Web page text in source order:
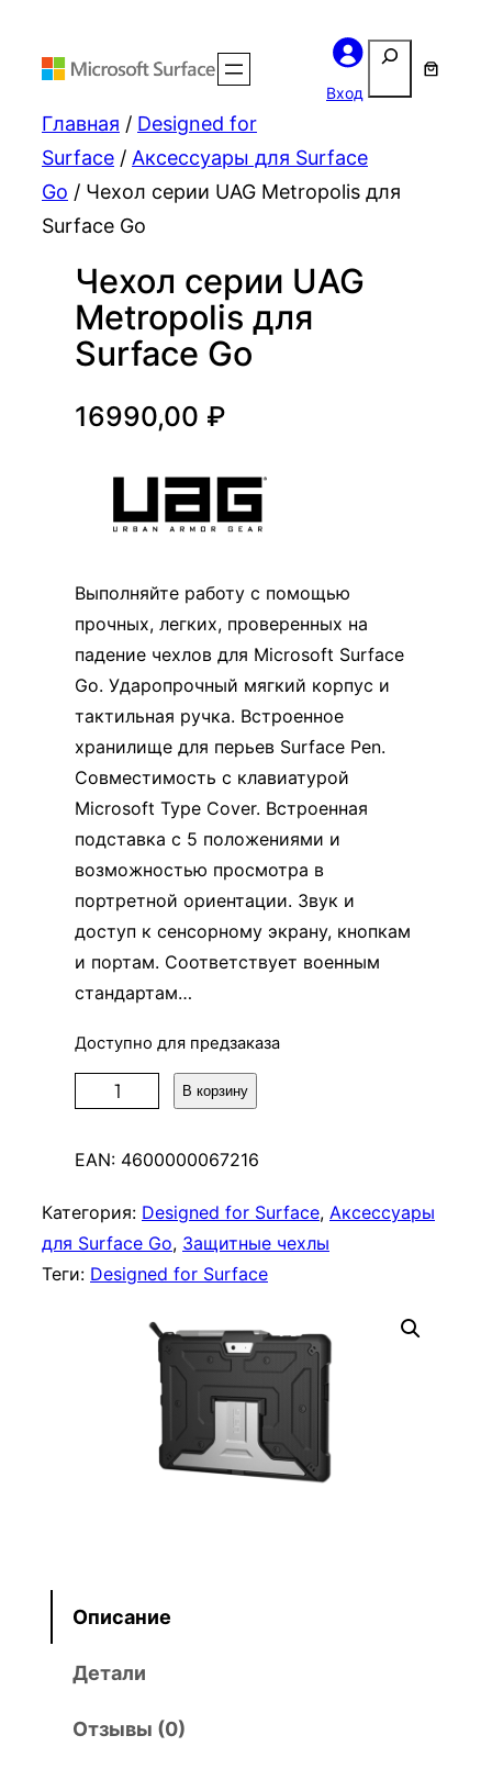
Вход
Поиск
Главная / Designed for
Surface / Аксессуары для Surface
Go / Чехол серии UAG Metropolis для
Surface Go
Чехол серии UAG
Metropolis для
Surface Go
16990,00 ₽
Выполняйте работу с помощью
прочных, легких, проверенных на
падение чехлов для Microsoft Surface
Go. Ударопрочный мягкий корпус и
тактильная ручка. Встроенное
хранилище для перьев Surface Pen.
Совместимость с клавиатурой
Microsoft Type Cover. Встроенная
подставка с 5 положениями и
возможностью просмотра в
портретной ориентации. Звук и
доступ к сенсорному экрану, кнопкам
и портам. Соответствует военным
стандартам…
Доступно для предзаказа
л
ч
е
с
е
о
с
В корзину
EAN: 4600000067216
Категория: Designed for Surface, Аксессуары
для Surface Go, Защитные чехлы
Теги: Designed for Surface
Описание
Детали
Отзывы (0)